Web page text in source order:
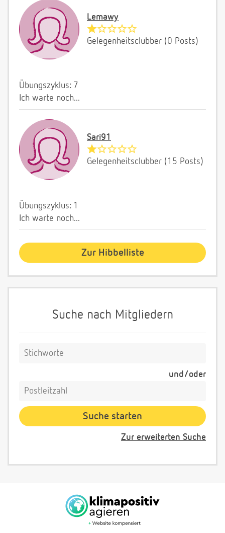
Lemawy
Gelegenheitsclubber (0 Posts)
Übungszyklus: 7
Ich warte noch...
Sari91
Gelegenheitsclubber (15 Posts)
Übungszyklus: 1
Ich warte noch...
Zur Hibbelliste
Suche nach Mitgliedern
und/oder
Zur erweiterten Suche